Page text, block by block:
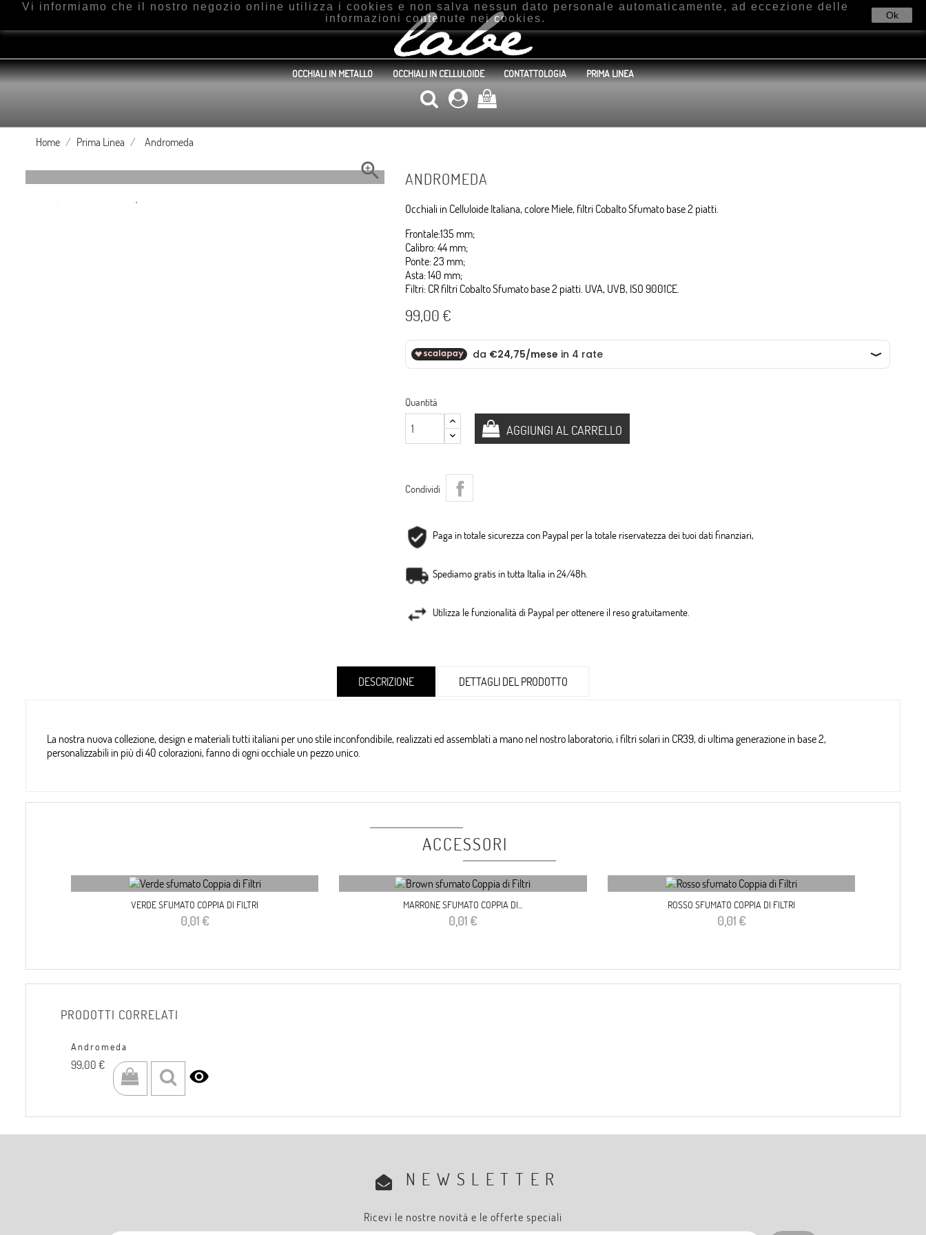
OCCHIALI IN METALLO OCCHIALI IN CELLULOIDE CONTATTOLOGIA PRIMA LINEA
(0)
Home Prima Linea Andromeda
 ANDROMEDA
Occhiali in Celluloide Italiana, colore Miele, filtri Cobalto Sfumato base 2 piatti.
Frontale:135 mm;
Calibro: 44 mm;
Ponte: 23 mm;
Asta: 140 mm;
Filtri: CR filtri Cobalto Sfumato base 2 piatti. UVA, UVB, ISO 9001CE.
99,00 €
Quantità
AGGIUNGI AL CARRELLO
Condividi
Paga in totale sicurezza con Paypal per la totale riservatezza dei tuoi dati finanziari,
Spediamo gratis in tutta Italia in 24/48h.
Utilizza le funzionalità di Paypal per ottenere il reso gratuitamente.
DESCRIZIONE DETTAGLI DEL PRODOTTO
La nostra nuova collezione, design e materiali tutti italiani per uno stile inconfondibile, realizzati ed assemblati a mano nel nostro laboratorio, i filtri solari in CR39, di ultima generazione in base 2,
personalizzabili in più di 40 colorazioni, fanno di ogni occhiale un pezzo unico.
ACCESSORI
VERDE SFUMATO COPPIA DI FILTRI
Prezzo
0,01 €
MARRONE SFUMATO COPPIA DI...
Prezzo
0,01 €
ROSSO SFUMATO COPPIA DI FILTRI
Prezzo
0,01 €
PRODOTTI CORRELATI
Andromeda
Prezzo
99,00 €

NEWSLETTER
Ricevi le nostre novità e le offerte speciali
Vi informiamo che il nostro negozio online utilizza i cookies e non salva nessun dato personale automaticamente, ad eccezione delle
informazioni contenute nei cookies.
Ok